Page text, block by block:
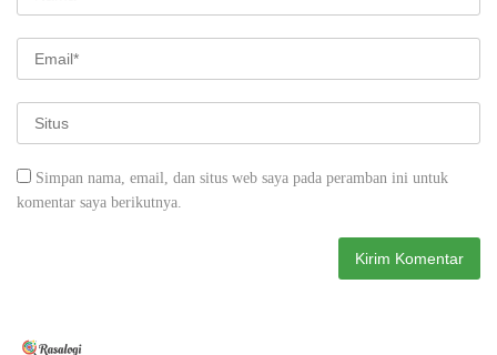
Simpan nama, email, dan situs web saya pada peramban ini untuk
komentar saya berikutnya.